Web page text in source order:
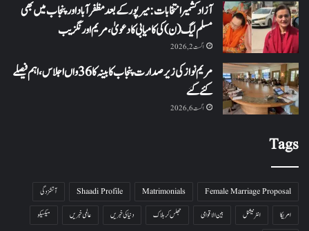
آزاد کشمیر انتخابات: میرپور کے بعد مظفرآباد اور پنجاب میں بھی
مسلم لیگ (ن) کی کامیابی کا دعویٰ، مریم اورنگزیب
اگست 2, 2026
مریم نواز کی زیر صدارت پنجاب کابینہ کا 36واں اجلاس،اہم فیصلے
کئے گئے
اگست 6, 2026
Tags
Female Marriage Proposal
Matrimonials
Shaadi Profile
آتشزدگی
امریکا
انٹرنیشنل بین الاقوامی جھلس کر ہلاک دنیا کی خبریں عالمی خبریں
میکسیکو